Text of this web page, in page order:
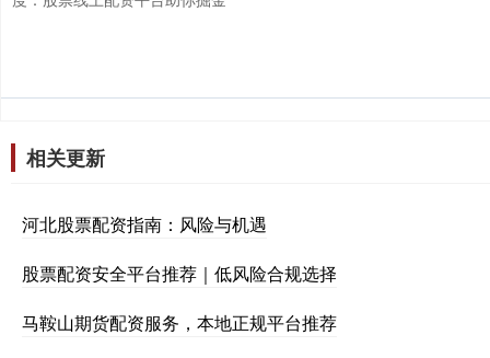
相关更新
河北股票配资指南：风险与机遇
股票配资安全平台推荐｜低风险合规选择
马鞍山期货配资服务，本地正规平台推荐